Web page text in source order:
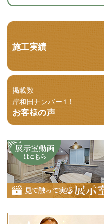
施工実績
掲載数
岸和田ナンバー１！
お客様の声